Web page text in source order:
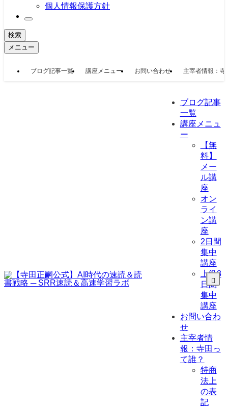
個人情報保護方針
検索
メニュー
ブログ記事一覧 講座メニュー お問い合わせ 主宰者情報：寺
ブログ記事
一覧
講座メニュ
ー
【無
料】
メー
ル講
座
オン
ライ
ン講
座
2日間
集中
講座
上級3
日間
集中
講座
お問い合わ
せ
主宰者情
報：寺田っ
て誰？
特商
法上
の表
記